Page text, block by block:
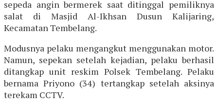
sepeda angin bermerek saat ditinggal pemiliknya
salat di Masjid Al-Ikhsan Dusun Kalijaring,
Kecamatan Tembelang.
Modusnya pelaku mengangkut menggunakan motor.
Namun, sepekan setelah kejadian, pelaku berhasil
ditangkap unit reskim Polsek Tembelang. Pelaku
bernama Priyono (34) tertangkap setelah aksinya
terekam CCTV.